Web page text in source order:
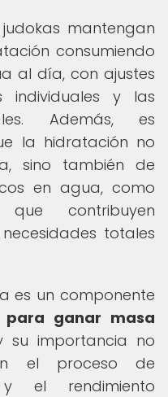
mantengan
consumiendo
al día, con ajustes
individuales y las
Además, es
la hidratación no
sino también de
en agua, como
contribuyen
totales
es un componente
para ganar masa
su importancia no
el proceso de
el rendimiento